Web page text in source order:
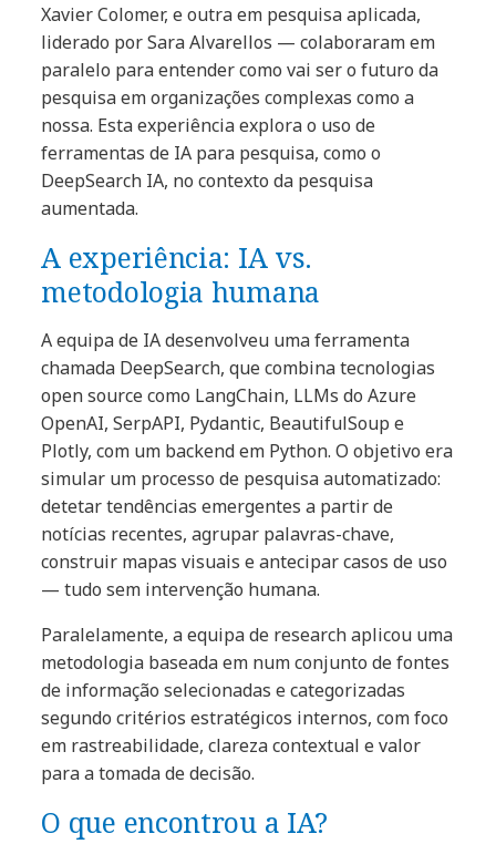
Xavier Colomer, e outra em pesquisa aplicada,
liderado por Sara Alvarellos — colaboraram em
paralelo para entender como vai ser o futuro da
pesquisa em organizações complexas como a
nossa. Esta experiência explora o uso de
ferramentas de IA para pesquisa, como o
DeepSearch IA, no contexto da pesquisa
aumentada.
A experiência: IA vs.
metodologia humana
A equipa de IA desenvolveu uma ferramenta
chamada DeepSearch, que combina tecnologias
open source como LangChain, LLMs do Azure
OpenAI, SerpAPI, Pydantic, BeautifulSoup e
Plotly, com um backend em Python. O objetivo era
simular um processo de pesquisa automatizado:
detetar tendências emergentes a partir de
notícias recentes, agrupar palavras-chave,
construir mapas visuais e antecipar casos de uso
— tudo sem intervenção humana.
Paralelamente, a equipa de research aplicou uma
metodologia baseada em num conjunto de fontes
de informação selecionadas e categorizadas
segundo critérios estratégicos internos, com foco
em rastreabilidade, clareza contextual e valor
para a tomada de decisão.
O que encontrou a IA?